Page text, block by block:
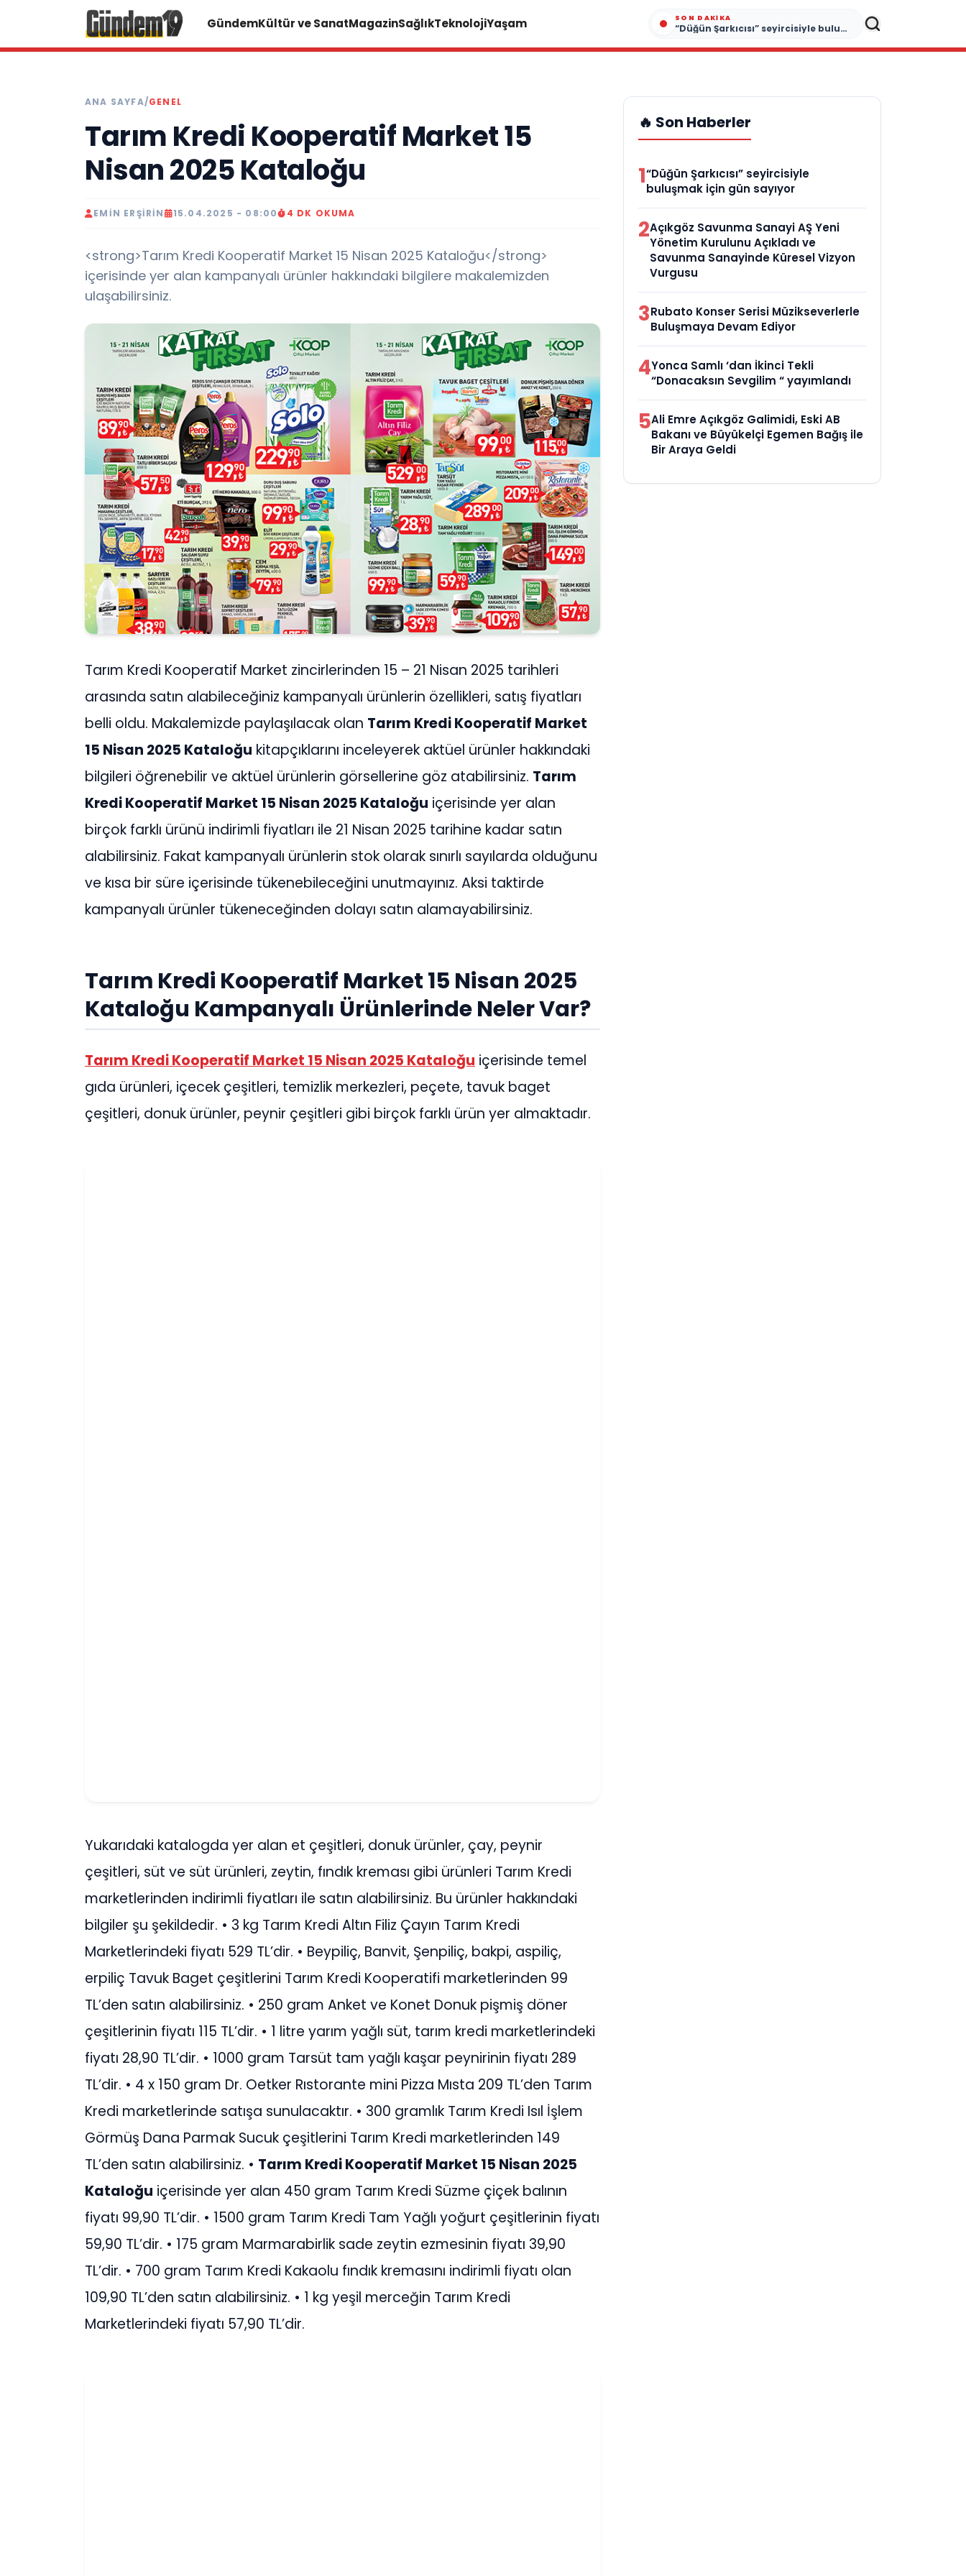
GündemKültür ve SanatMagazinSağlıkTeknolojiYaşam SON DAKIKA
“Düğün Şarkıcısı” seyircisiyle buluşmak için gün sayıyor
ANA SAYFA/GENEL
Tarım Kredi Kooperatif Market 15
Nisan 2025 Kataloğu
EMIN ERŞİRİN 15.04.2025 - 08:00 4 DK OKUMA
<strong>Tarım Kredi Kooperatif Market 15 Nisan 2025 Kataloğu</strong>
içerisinde yer alan kampanyalı ürünler hakkındaki bilgilere makalemizden
ulaşabilirsiniz.
Tarım Kredi Kooperatif Market zincirlerinden 15 – 21 Nisan 2025 tarihleri
arasında satın alabileceğiniz kampanyalı ürünlerin özellikleri, satış fiyatları
belli oldu. Makalemizde paylaşılacak olan Tarım Kredi Kooperatif Market
15 Nisan 2025 Kataloğu kitapçıklarını inceleyerek aktüel ürünler hakkındaki
bilgileri öğrenebilir ve aktüel ürünlerin görsellerine göz atabilirsiniz. Tarım
Kredi Kooperatif Market 15 Nisan 2025 Kataloğu içerisinde yer alan
birçok farklı ürünü indirimli fiyatları ile 21 Nisan 2025 tarihine kadar satın
alabilirsiniz. Fakat kampanyalı ürünlerin stok olarak sınırlı sayılarda olduğunu
ve kısa bir süre içerisinde tükenebileceğini unutmayınız. Aksi taktirde
kampanyalı ürünler tükeneceğinden dolayı satın alamayabilirsiniz.
Tarım Kredi Kooperatif Market 15 Nisan 2025
Kataloğu Kampanyalı Ürünlerinde Neler Var?
Tarım Kredi Kooperatif Market 15 Nisan 2025 Kataloğu içerisinde temel
gıda ürünleri, içecek çeşitleri, temizlik merkezleri, peçete, tavuk baget
çeşitleri, donuk ürünler, peynir çeşitleri gibi birçok farklı ürün yer almaktadır.
Yukarıdaki katalogda yer alan et çeşitleri, donuk ürünler, çay, peynir
çeşitleri, süt ve süt ürünleri, zeytin, fındık kreması gibi ürünleri Tarım Kredi
marketlerinden indirimli fiyatları ile satın alabilirsiniz. Bu ürünler hakkındaki
bilgiler şu şekildedir. • 3 kg Tarım Kredi Altın Filiz Çayın Tarım Kredi
Marketlerindeki fiyatı 529 TL’dir. • Beypiliç, Banvit, Şenpiliç, bakpi, aspiliç,
erpiliç Tavuk Baget çeşitlerini Tarım Kredi Kooperatifi marketlerinden 99
TL’den satın alabilirsiniz. • 250 gram Anket ve Konet Donuk pişmiş döner
çeşitlerinin fiyatı 115 TL’dir. • 1 litre yarım yağlı süt, tarım kredi marketlerindeki
fiyatı 28,90 TL’dir. • 1000 gram Tarsüt tam yağlı kaşar peynirinin fiyatı 289
TL’dir. • 4 x 150 gram Dr. Oetker Rıstorante mini Pizza Mısta 209 TL’den Tarım
Kredi marketlerinde satışa sunulacaktır. • 300 gramlık Tarım Kredi Isıl İşlem
Görmüş Dana Parmak Sucuk çeşitlerini Tarım Kredi marketlerinden 149
TL’den satın alabilirsiniz. • Tarım Kredi Kooperatif Market 15 Nisan 2025
Kataloğu içerisinde yer alan 450 gram Tarım Kredi Süzme çiçek balının
fiyatı 99,90 TL’dir. • 1500 gram Tarım Kredi Tam Yağlı yoğurt çeşitlerinin fiyatı
59,90 TL’dir. • 175 gram Marmarabirlik sade zeytin ezmesinin fiyatı 39,90
TL’dir. • 700 gram Tarım Kredi Kakaolu fındık kremasını indirimli fiyatı olan
109,90 TL’den satın alabilirsiniz. • 1 kg yeşil merceğin Tarım Kredi
Marketlerindeki fiyatı 57,90 TL’dir.
🔥 Son Haberler
1“Düğün Şarkıcısı” seyircisiyle
buluşmak için gün sayıyor
2Açıkgöz Savunma Sanayi AŞ Yeni
Yönetim Kurulunu Açıkladı ve
Savunma Sanayinde Küresel Vizyon
Vurgusu
3Rubato Konser Serisi Müzikseverlerle
Buluşmaya Devam Ediyor
4Yonca Samlı ‘dan İkinci Tekli
“Donacaksın Sevgilim “ yayımlandı
5Ali Emre Açıkgöz Galimidi, Eski AB
Bakanı ve Büyükelçi Egemen Bağış ile
Bir Araya Geldi